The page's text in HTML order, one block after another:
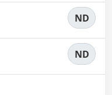
ND
ND